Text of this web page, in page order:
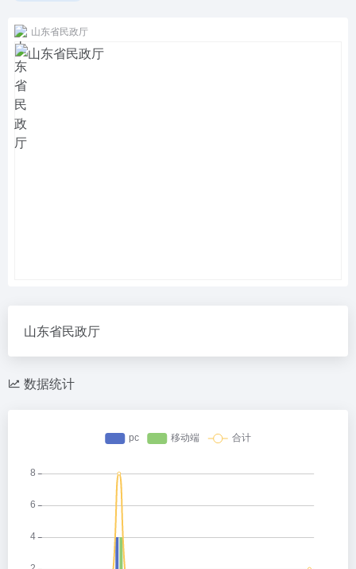
山东省民政厅
山东省民政厅
数据统计